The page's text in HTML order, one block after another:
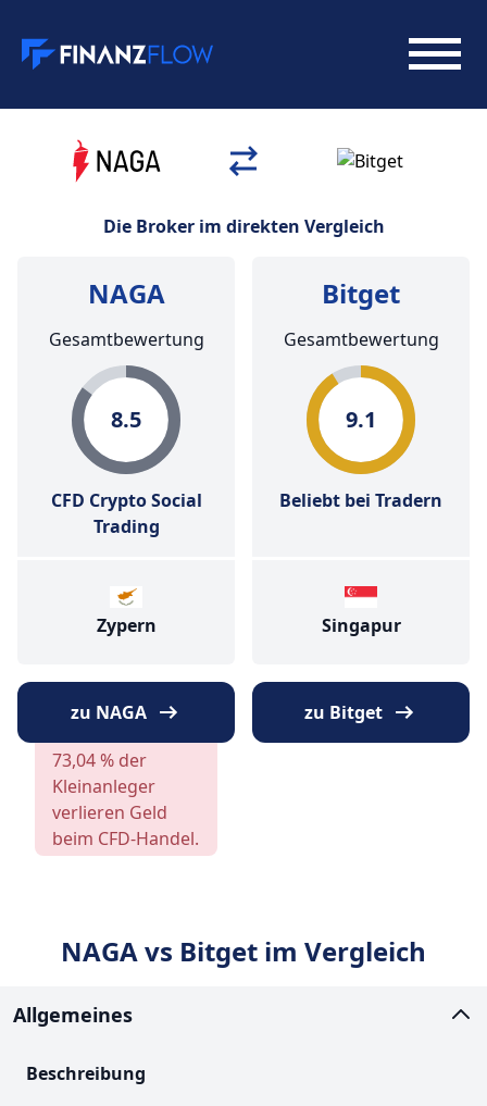
Die Broker im direkten Vergleich
NAGA
Gesamtbewertung
8.5
CFD Crypto Social
Trading
Zypern
Bitget
Gesamtbewertung
9.1
Beliebt bei Tradern
Singapur
zu NAGA
73,04 % der
Kleinanleger
verlieren Geld
beim CFD-Handel.
zu Bitget
NAGA vs Bitget im Vergleich
Allgemeines
Beschreibung